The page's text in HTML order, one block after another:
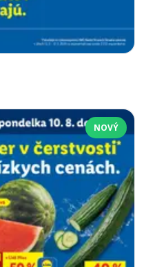
NOVÝ